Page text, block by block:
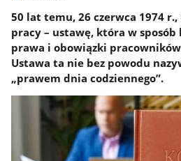
50 lat temu, 26 czerwca 1974
pracy – ustawę, która w
prawa i obowiązki
Ustawa ta nie bez powodu
„prawem dnia codziennego”.